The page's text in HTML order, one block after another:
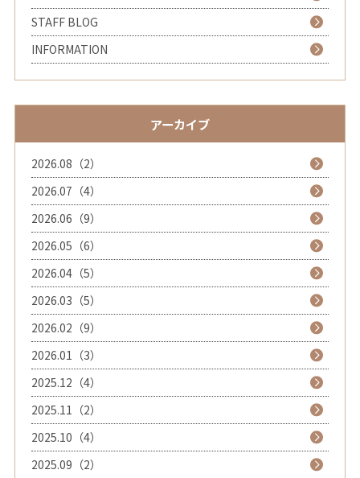
STAFF BLOG
INFORMATION
アーカイブ
2026.08（2）
2026.07（4）
2026.06（9）
2026.05（6）
2026.04（5）
2026.03（5）
2026.02（9）
2026.01（3）
2025.12（4）
2025.11（2）
2025.10（4）
2025.09（2）